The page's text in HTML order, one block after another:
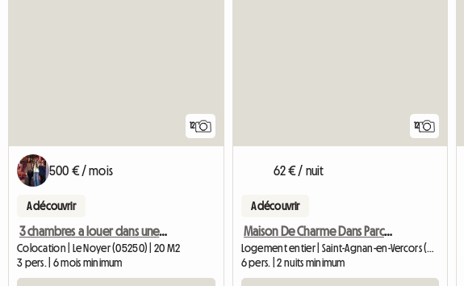
12
500 € / mois
A découvrir
3 chambres a louer dans une maison chaleureuse
Colocation | Le Noyer (05250) | 20 M2
3 pers. | 6 mois minimum
12
62 € / nuit
A découvrir
Maison De Charme Dans Parc Du Vercors
Logement entier | Saint-Agnan-en-Vercors (26420)
6 pers. | 2 nuits minimum